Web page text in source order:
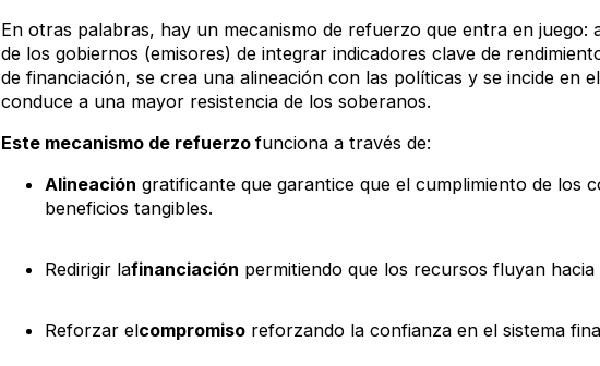
En otras palabras, hay un mecanismo de refuerzo que entra en juego:
de los gobiernos (emisores) de integrar indicadores clave de
de financiación, se crea una alineación con las políticas y se incide en
conduce a una mayor resistencia de los soberanos.
Este mecanismo de refuerzo funciona a través de:
‍Alineación gratificante que garantice que el cumplimiento de los
beneficios tangibles.
‍Redirigir lafinanciación permitiendo que los recursos fluyan hacia
‍Reforzar elcompromiso reforzando la confianza en el sistema